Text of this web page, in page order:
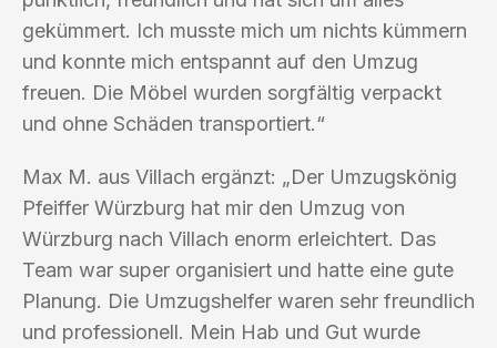
gekümmert. Ich musste mich um nichts kümmern
und konnte mich entspannt auf den Umzug
freuen. Die Möbel wurden sorgfältig verpackt
und ohne Schäden transportiert.“
Max M. aus Villach ergänzt: „Der Umzugskönig
Pfeiffer Würzburg hat mir den Umzug von
Würzburg nach Villach enorm erleichtert. Das
Team war super organisiert und hatte eine gute
Planung. Die Umzugshelfer waren sehr freundlich
und professionell. Mein Hab und Gut wurde